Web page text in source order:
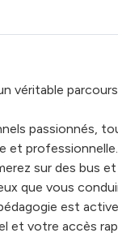
véritable
passionnés,
et professionnelle.
sur des bus
que vous
est
et votre accès